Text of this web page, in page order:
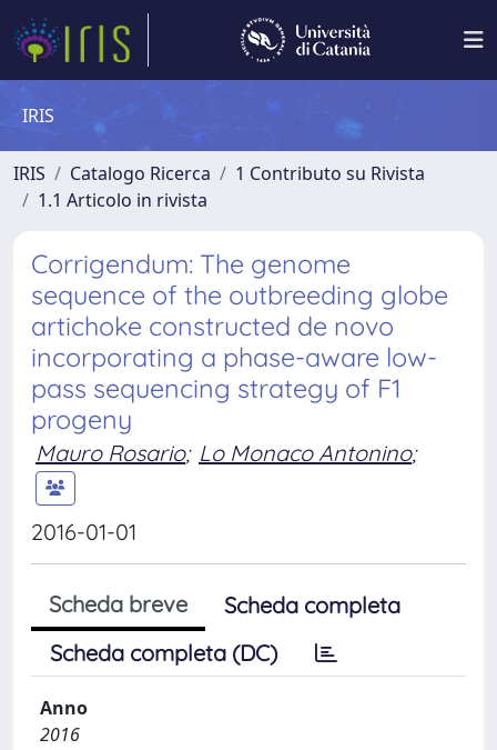
IRIS
IRIS Catalogo Ricerca
1 Contributo su Rivista
1.1 Articolo in rivista
Corrigendum: The genome
sequence of the outbreeding globe
artichoke constructed de novo
incorporating a phase-aware low-
pass sequencing strategy of F1
progeny
Mauro Rosario; Lo Monaco Antonino;
2016-01-01
Scheda breve
Scheda completa
Scheda completa (DC)
Anno
2016